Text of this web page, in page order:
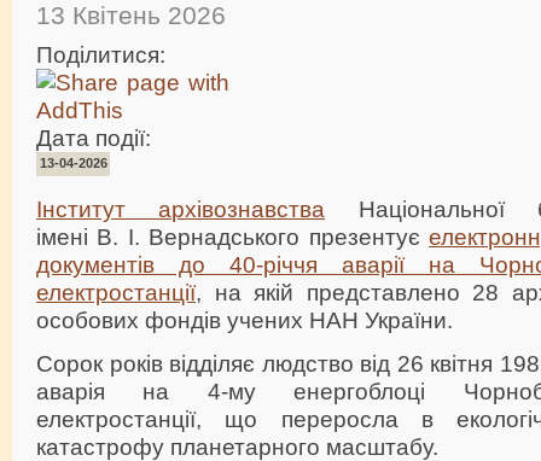
13 Квітень 2026
Поділитися:
Дата події:
13-04-2026
Інститут архівознавства Національної
імені В. І. Вернадського презентує
документів до 40-річчя аварії на
електростанції, на якій представлено 28
особових фондів учених НАН України.
Сорок років відділяє людство від 26 квітня
аварія на 4-му енергоблоці
електростанції, що переросла в
катастрофу планетарного масштабу.